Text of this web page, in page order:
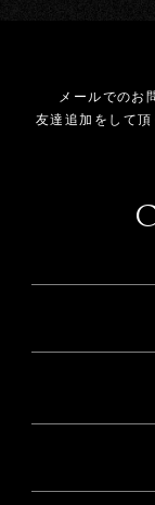
メールでのお
友達追加をして